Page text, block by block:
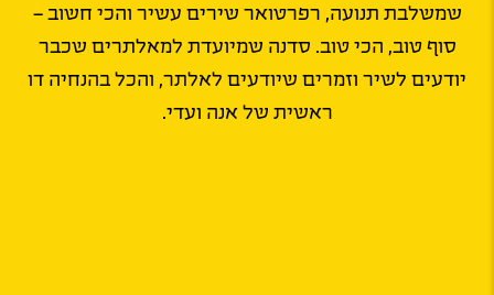
שמשלבת תנועה, רפרטואר שירים עשיר והכי חשוב –
סוף טוב, הכי טוב. סדנה שמיועדת למאלתרים שכבר
יודעים לשיר וזמרים שיודעים לאלתר, והכל בהנחיה דו
ראשית של אנה ועדי.